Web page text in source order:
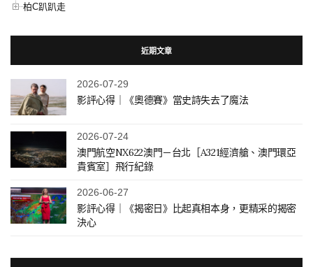
柏C趴趴走
近期文章
2026-07-29
影評心得｜《奧德賽》當史詩失去了魔法
2026-07-24
澳門航空NX622澳門－台北［A321經濟艙、澳門環亞
貴賓室］飛行紀錄
2026-06-27
影評心得｜《揭密日》比起真相本身，更精采的揭密
決心